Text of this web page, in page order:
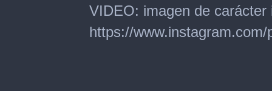
seconds
VIDEO: imagen de
https://